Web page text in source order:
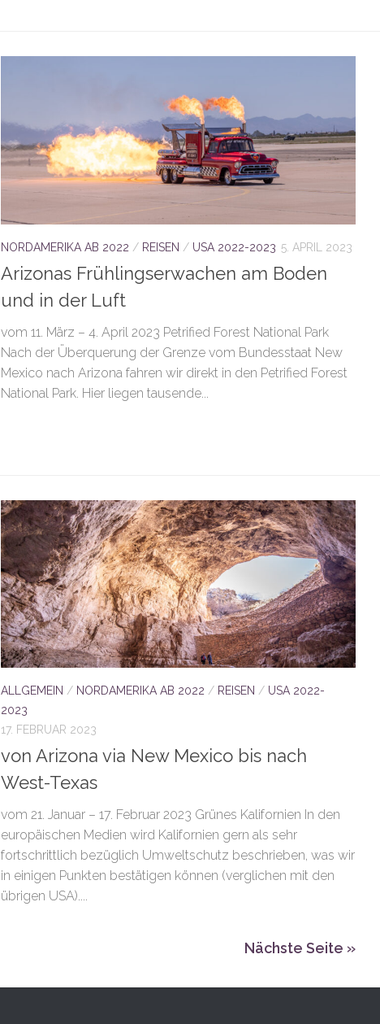
NORDAMERIKA AB 2022 / REISEN / USA 2022-2023 5. APRIL 2023
Arizonas Frühlingserwachen am Boden
und in der Luft
vom 11. März – 4. April 2023 Petrified Forest National Park
Nach der Überquerung der Grenze vom Bundesstaat New
Mexico nach Arizona fahren wir direkt in den Petrified Forest
National Park. Hier liegen tausende...
ALLGEMEIN / NORDAMERIKA AB 2022 / REISEN / USA 2022-
2023
17. FEBRUAR 2023
von Arizona via New Mexico bis nach
West-Texas
vom 21. Januar – 17. Februar 2023 Grünes Kalifornien In den
europäischen Medien wird Kalifornien gern als sehr
fortschrittlich bezüglich Umweltschutz beschrieben, was wir
in einigen Punkten bestätigen können (verglichen mit den
übrigen USA)....
Nächste Seite »